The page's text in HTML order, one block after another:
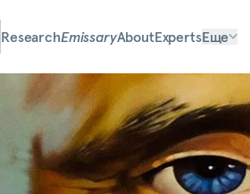
ResearchEmissaryAboutExpertsЕще